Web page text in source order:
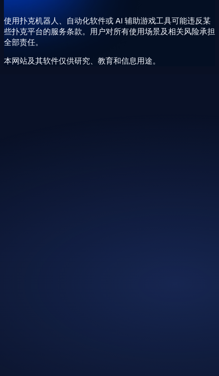
使用扑克机器人、自动化软件或 AI 辅助游戏工具可能违反某
些扑克平台的服务条款。用户对所有使用场景及相关风险承担
全部责任。
本网站及其软件仅供研究、教育和信息用途。